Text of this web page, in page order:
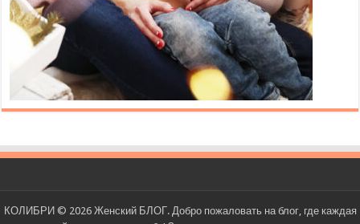
КОЛИБРИ © 2026 Женский БЛОГ. Добро пожаловать на блог, где каждая